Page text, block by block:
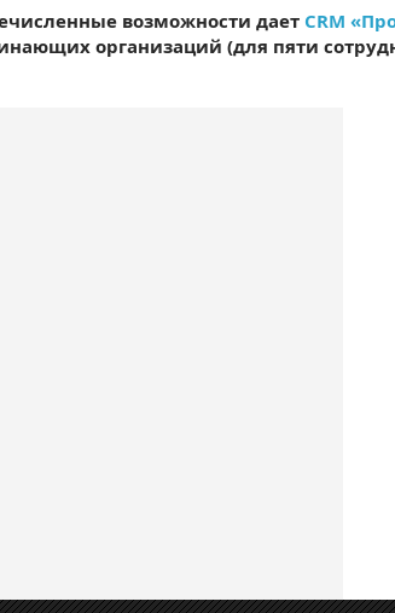
возможности дает CRM
организаций (для пяти